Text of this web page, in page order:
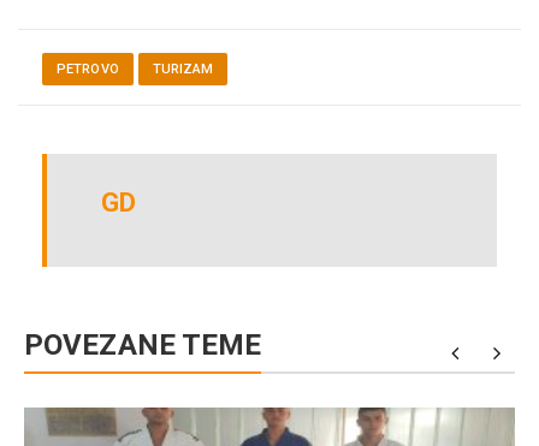
PETROVO TURIZAM
GD
POVEZANE TEME